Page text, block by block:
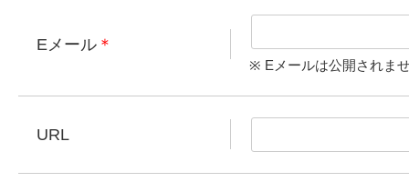
Eメール ＊
※ Eメールは公開されま
URL